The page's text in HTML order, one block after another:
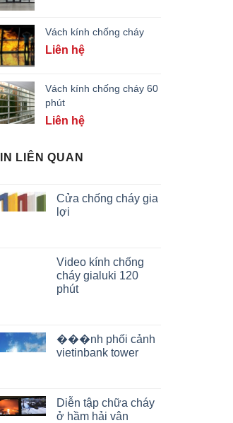
Vách kính chống cháy
Liên hệ
Vách kính chống cháy 60
phút
Liên hệ
LIÊN QUAN
Cửa chống cháy gia
lợi
Video kính chống
cháy gialuki 120
phút
���nh phối cảnh
vietinbank tower
Diễn tập chữa cháy
ở hầm hải vân